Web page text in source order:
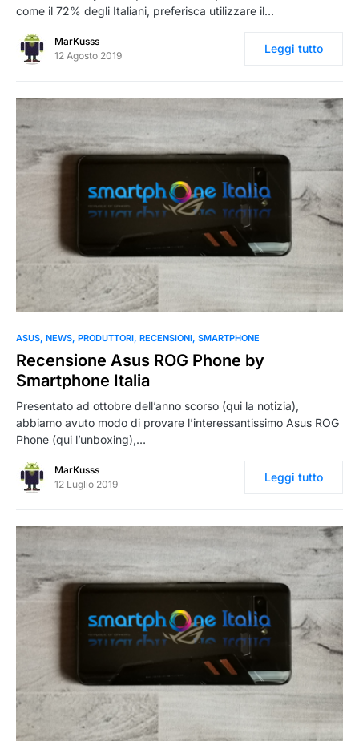
come il 72% degli Italiani, preferisca utilizzare il…
MarKusss
12 Agosto 2019
Leggi tutto
0
ASUS NEWS PRODUTTORI RECENSIONI SMARTPHONE
Recensione Asus ROG Phone by
Smartphone Italia
Presentato ad ottobre dell’anno scorso (qui la notizia),
abbiamo avuto modo di provare l’interessantissimo Asus ROG
Phone (qui l’unboxing),…
MarKusss
12 Luglio 2019
Leggi tutto